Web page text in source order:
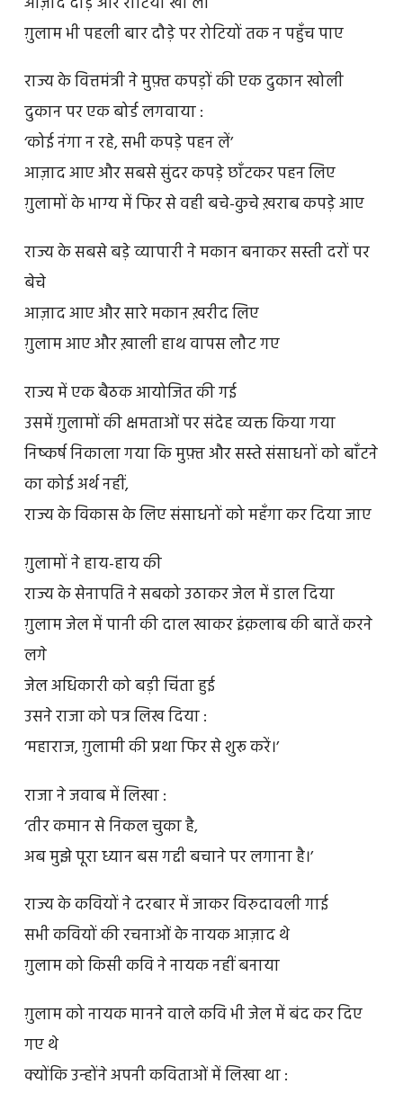
ग़ुलाम भी पहली बार दौड़े पर रोटियों तक न पहुँच पाए
राज्य के वित्तमंत्री ने मुफ़्त कपड़ों की एक दुकान खोली
दुकान पर एक बोर्ड लगवाया :
‘कोई नंगा न रहे, सभी कपड़े पहन लें’
आज़ाद आए और सबसे सुंदर कपड़े छाँटकर पहन लिए
ग़ुलामों के भाग्य में फिर से वही बचे-कुचे ख़राब कपड़े आए
राज्य के सबसे बड़े व्यापारी ने मकान बनाकर सस्ती दरों पर
बेचे
आज़ाद आए और सारे मकान ख़रीद लिए
ग़ुलाम आए और ख़ाली हाथ वापस लौट गए
राज्य में एक बैठक आयोजित की गई
उसमें ग़ुलामों की क्षमताओं पर संदेह व्यक्त किया गया
निष्कर्ष निकाला गया कि मुफ़्त और सस्ते संसाधनों को बाँटने
का कोई अर्थ नहीं,
राज्य के विकास के लिए संसाधनों को महँगा कर दिया जाए
ग़ुलामों ने हाय-हाय की
राज्य के सेनापति ने सबको उठाकर जेल में डाल दिया
ग़ुलाम जेल में पानी की दाल खाकर इंक़लाब की बातें करने
लगे
जेल अधिकारी को बड़ी चिंता हुई
उसने राजा को पत्र लिख दिया :
‘महाराज, ग़ुलामी की प्रथा फिर से शुरू करें।’
राजा ने जवाब में लिखा :
‘तीर कमान से निकल चुका है,
अब मुझे पूरा ध्यान बस गद्दी बचाने पर लगाना है।’
राज्य के कवियों ने दरबार में जाकर विरुदावली गाई
सभी कवियों की रचनाओं के नायक आज़ाद थे
ग़ुलाम को किसी कवि ने नायक नहीं बनाया
ग़ुलाम को नायक मानने वाले कवि भी जेल में बंद कर दिए
गए थे
क्योंकि उन्होंने अपनी कविताओं में लिखा था :